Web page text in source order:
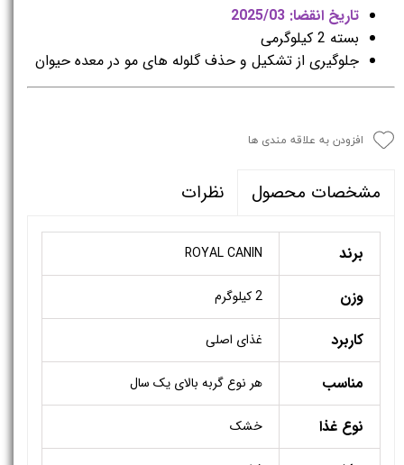
تاریخ انقضا: 2025/03
بسته 2 کیلوگرمی
جلوگیری از تشکیل و حذف گلوله های مو در معده حیوان
افزودن به علاقه مندی ها
مشخصات محصول نظرات
برند ROYAL CANIN
وزن 2 کیلوگرم
کاربرد غذای اصلی
مناسب هر نوع گربه بالای یک سال
نوع غذا خشک